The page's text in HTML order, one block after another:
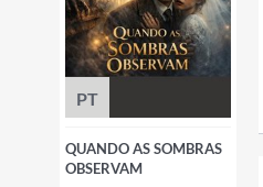
PT
QUANDO AS SOMBRAS
OBSERVAM